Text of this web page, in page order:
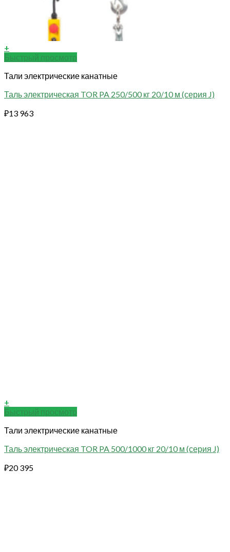
+
Быстрый просмотр
Тали электрические канатные
Таль электрическая TOR PA 250/500 кг 20/10 м (серия J)
₽13 963
+
Быстрый просмотр
Тали электрические канатные
Таль электрическая TOR PA 500/1000 кг 20/10 м (серия J)
₽20 395